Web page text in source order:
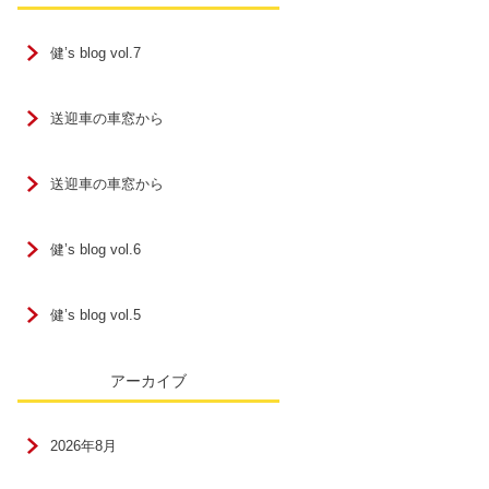
健’s blog vol.7
送迎車の車窓から
送迎車の車窓から
健’s blog vol.6
健’s blog vol.5
アーカイブ
2026年8月